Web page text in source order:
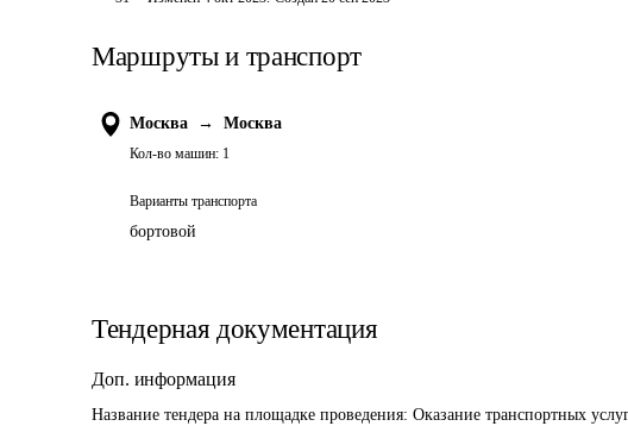
Маршруты и транспорт
Москва → Москва
Кол-во машин: 1
Варианты транспорта
бортовой
Тендерная документация
Доп. информация
Название тендера на площадке проведения: Оказание транспортных